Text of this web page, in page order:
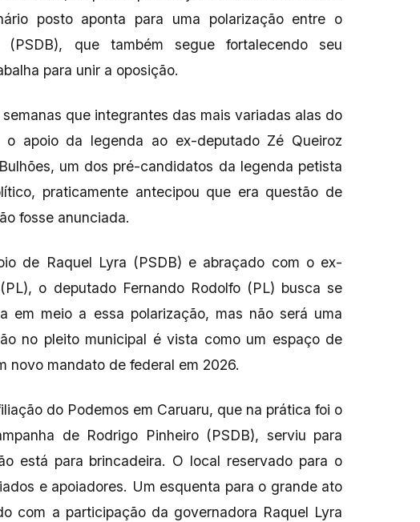
posto aponta para uma polarização entre o
(PSDB), que também segue fortalecendo seu
para unir a oposição.
que integrantes das mais variadas alas do
apoio da legenda ao ex-deputado Zé Queiroz
um dos pré-candidatos da legenda petista
praticamente antecipou que era questão de
fosse anunciada.
de Raquel Lyra (PSDB) e abraçado com o ex-
o deputado Fernando Rodolfo (PL) busca se
em meio a essa polarização, mas não será uma
no pleito municipal é vista como um espaço de
novo mandato de federal em 2026.
do Podemos em Caruaru, que na prática foi o
de Rodrigo Pinheiro (PSDB), serviu para
está para brincadeira. O local reservado para o
e apoiadores. Um esquenta para o grande ato
com a participação da governadora Raquel Lyra